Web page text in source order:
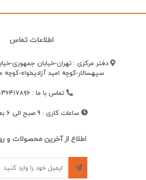
اطلاعات تماس
دفتر مرکزی : تهران-خیابان جمهوری-
سپهسالار-کوچه امید آزادیخواه-کوچه
تماس با ما : ۳۶۴۱۷۸۹۶-۰۲۱
ساعات کاری : 9 صبح الی 6 بعد از ظهر
اطلاع از آخرین محصولات و